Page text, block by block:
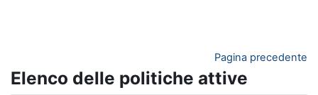
Pagina precedente
Elenco delle politiche attive